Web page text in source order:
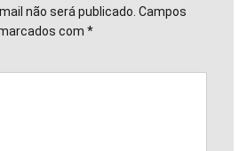
não será publicado. Campos
com *